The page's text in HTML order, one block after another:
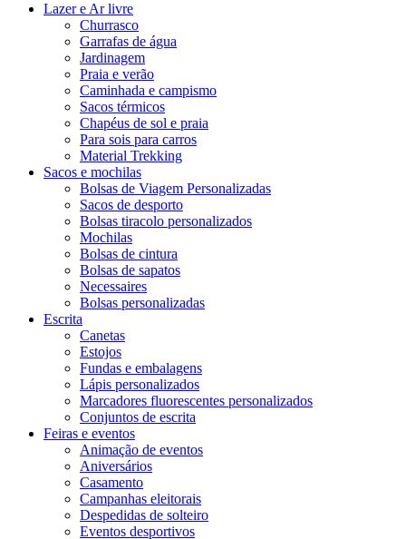
Lazer e Ar livre
Churrasco
Garrafas de água
Jardinagem
Praia e verão
Caminhada e campismo
Sacos térmicos
Chapéus de sol e praia
Para sois para carros
Material Trekking
Sacos e mochilas
Bolsas de Viagem Personalizadas
Sacos de desporto
Bolsas tiracolo personalizados
Mochilas
Bolsas de cintura
Bolsas de sapatos
Necessaires
Bolsas personalizadas
Escrita
Canetas
Estojos
Fundas e embalagens
Lápis personalizados
Marcadores fluorescentes personalizados
Conjuntos de escrita
Feiras e eventos
Animação de eventos
Aniversários
Casamento
Campanhas eleitorais
Despedidas de solteiro
Eventos desportivos